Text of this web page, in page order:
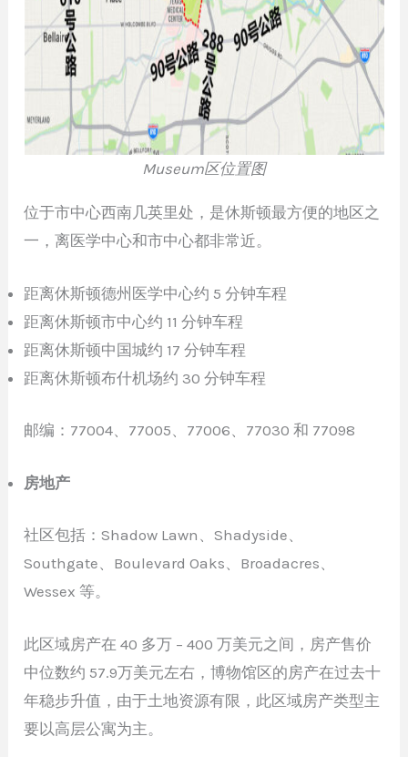
Museum区位置图
位于市中心西南几英里处，是休斯顿最方便的地区之
一，离医学中心和市中心都非常近。
距离休斯顿德州医学中心约 5 分钟车程
距离休斯顿市中心约 11 分钟车程
距离休斯顿中国城约 17 分钟车程
距离休斯顿布什机场约 30 分钟车程
邮编：77004、77005、77006、77030 和 77098
房地产
社区包括：Shadow Lawn、Shadyside、
Southgate、Boulevard Oaks、Broadacres、
Wessex 等。
此区域房产在 40 多万 – 400 万美元之间，房产售价
中位数约 57.9万美元左右，博物馆区的房产在过去十
年稳步升值，由于土地资源有限，此区域房产类型主
要以高层公寓为主。